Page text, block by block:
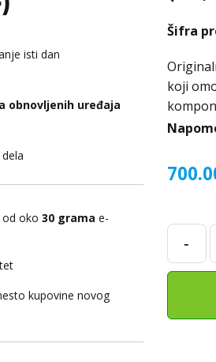
isti dan
obnovljenih uređaja
od oko30 grama e-
kupovine novog
koji
-
Šifra